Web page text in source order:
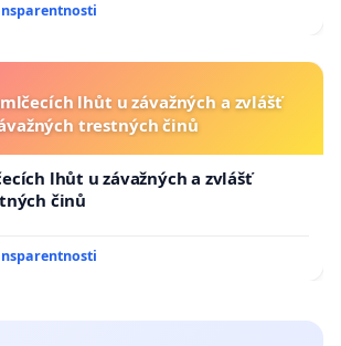
lhůt u závažných a zvlášť
trestných činů
lhůt u závažných a zvlášť
činů